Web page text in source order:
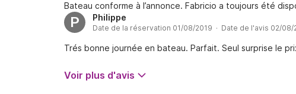
Bateau conforme à l’annonce. Fabricio a toujours été
P Philippe
Date de la réservation 01/08/2019 · Date de l'avis 02/08/
Trés bonne journée en bateau. Parfait. Seul surprise le
Voir plus d'avis